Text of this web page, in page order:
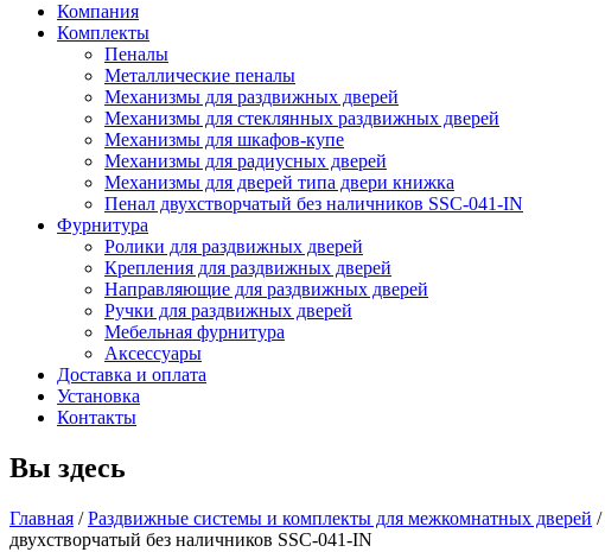
Компания
Комплекты
Пеналы
Металлические пеналы
Механизмы для раздвижных дверей
Механизмы для стеклянных раздвижных дверей
Механизмы для шкафов-купе
Механизмы для радиусных дверей
Механизмы для дверей типа двери книжка
Пенал двухстворчатый без наличников SSC-041-IN
Фурнитура
Ролики для раздвижных дверей
Крепления для раздвижных дверей
Направляющие для раздвижных дверей
Ручки для раздвижных дверей
Мебельная фурнитура
Аксессуары
Доставка и оплата
Установка
Контакты
Вы здесь
Главная / Раздвижные системы и комплекты для межкомнатных дверей /
двухстворчатый без наличников SSC-041-IN